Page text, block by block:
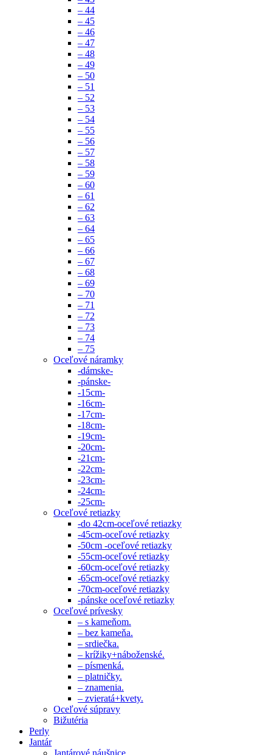
– 44
– 45
– 46
– 47
– 48
– 49
– 50
– 51
– 52
– 53
– 54
– 55
– 56
– 57
– 58
– 59
– 60
– 61
– 62
– 63
– 64
– 65
– 66
– 67
– 68
– 69
– 70
– 71
– 72
– 73
– 74
– 75
Oceľové náramky
-dámske-
-pánske-
-15cm-
-16cm-
-17cm-
-18cm-
-19cm-
-20cm-
-21cm-
-22cm-
-23cm-
-24cm-
-25cm-
Oceľové retiazky
-do 42cm-oceľové retiazky
-45cm-oceľové retiazky
-50cm -oceľové retiazky
-55cm-oceľové retiazky
-60cm-oceľové retiazky
-65cm-oceľové retiazky
-70cm-oceľové retiazky
-pánske oceľové retiazky
Oceľové prívesky
– s kameňom.
– bez kameňa.
– srdiečka.
– krížiky+náboženské.
– písmenká.
– platničky.
– znamenia.
– zvieratá+kvety.
Oceľové súpravy
Bižutéria
Perly
Jantár
Jantárové náušnice